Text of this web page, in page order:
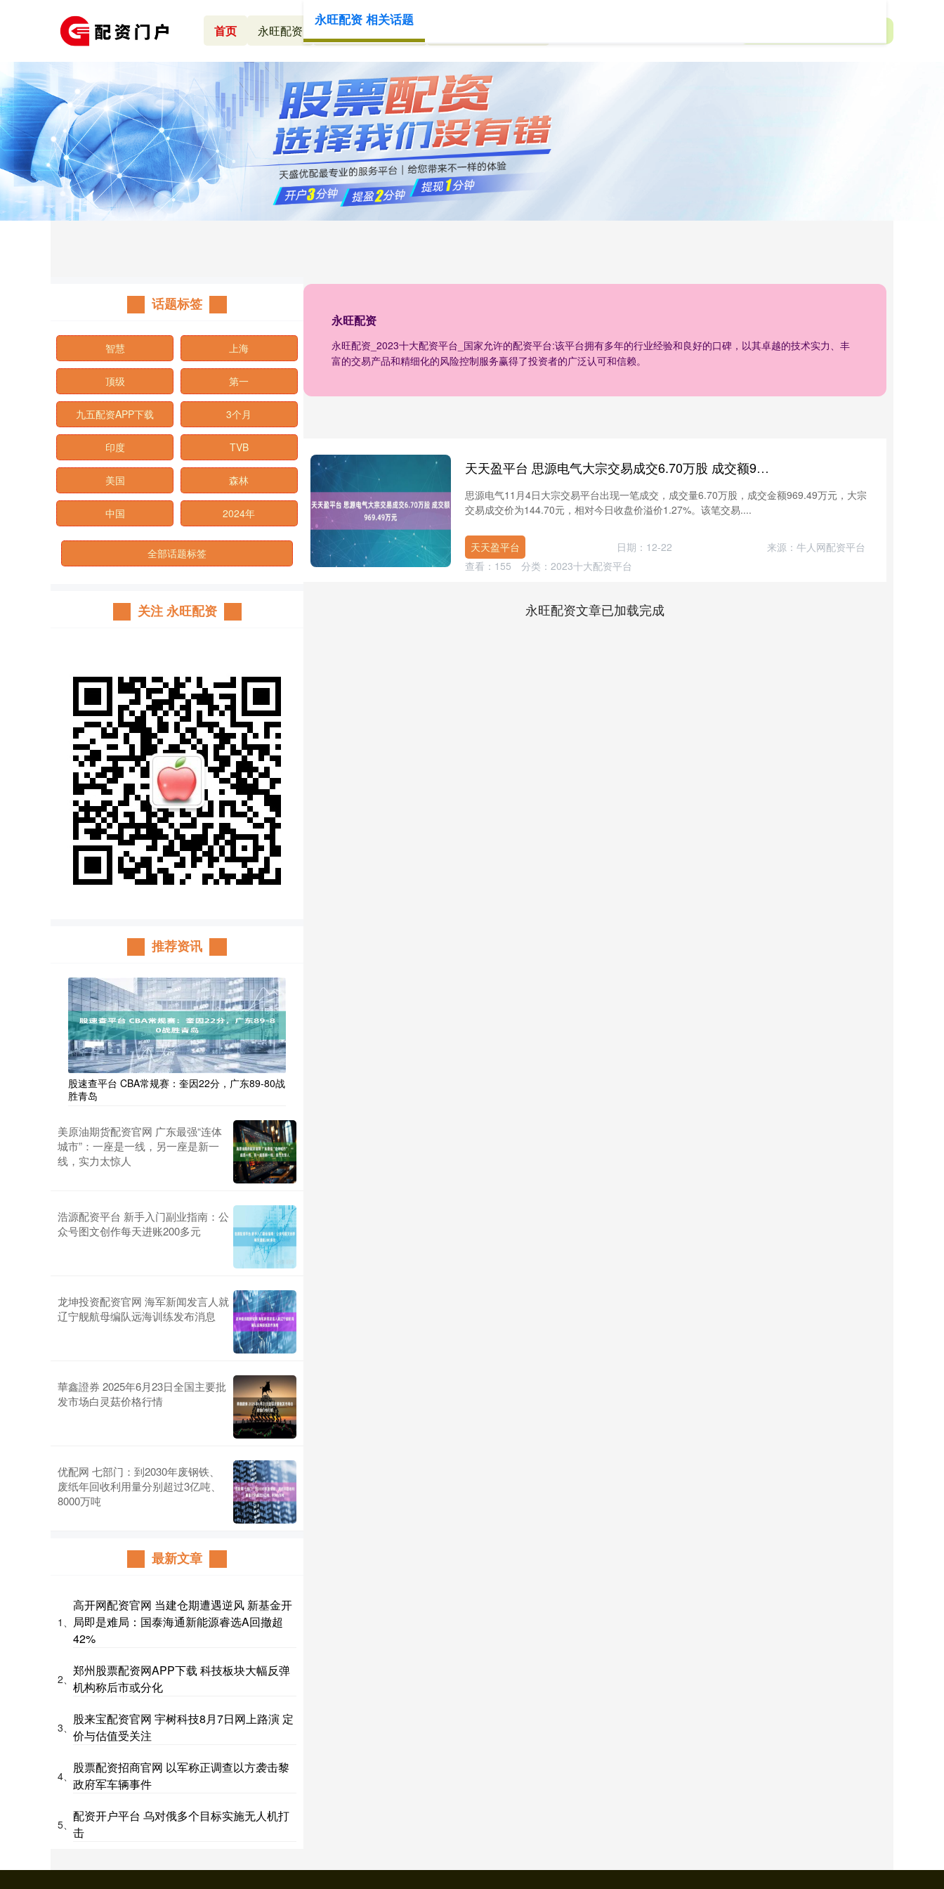
首页 永旺配资 2023十大配资平台
永旺配资
永旺配资_2023十大配资平台_国家允许的配资平台:该平台拥有多年的行业经验和良好的口碑，以其卓越的技术实力、丰
富的交易产品和精细化的风险控制服务赢得了投资者的广泛认可和信赖。
永旺配资 相关话题
天天盈平台 思源电气大宗交易成交6.70万股 成交额969.49万元
思源电气11月4日大宗交易平台出现一笔成交，成交量6.70万股，成交金额969.49万元，大宗
交易成交价为144.70元，相对今日收盘价溢价1.27%。该笔交易....
天天盈平台 日期：12-22
来源：牛人网配资平台
查看： 155 分类： 2023十大配资平台
永旺配资文章已加载完成
话题标签
智慧 上海
顶级 第一
九五配资APP下载 3个月
印度 TVB
美国 森林
中国 2024年
全部话题标签
关注 永旺配资
推荐资讯
股速查平台 CBA常规赛：奎因22分，广东89-80战
胜青岛
美原油期货配资官网 广东最强“连体
城市”：一座是一线，另一座是新一
线，实力太惊人
浩源配资平台 新手入门副业指南：公
众号图文创作每天进账200多元
龙坤投资配资官网 海军新闻发言人就
辽宁舰航母编队远海训练发布消息
華鑫證券 2025年6月23日全国主要批
发市场白灵菇价格行情
优配网 七部门：到2030年废钢铁、
废纸年回收利用量分别超过3亿吨、
8000万吨
最新文章
1、
高开网配资官网 当建仓期遭遇逆风 新基金开
局即是难局：国泰海通新能源睿选A回撤超
42%
2、
郑州股票配资网APP下载 科技板块大幅反弹
机构称后市或分化
3、
股来宝配资官网 宇树科技8月7日网上路演 定
价与估值受关注
4、
股票配资招商官网 以军称正调查以方袭击黎
政府军车辆事件
5、
配资开户平台 乌对俄多个目标实施无人机打
击